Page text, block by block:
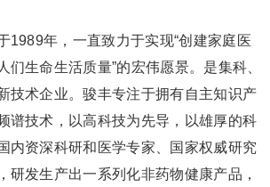
年，一直致力于实现“创建家庭医
们生命生活质量”的宏伟愿景。是集科、
技术企业。骏丰专注于拥有自主知识产
谱技术，以高科技为先导，以雄厚的科
内资深科研和医学专家、国家权威研究
研发生产出一系列化非药物健康产品，